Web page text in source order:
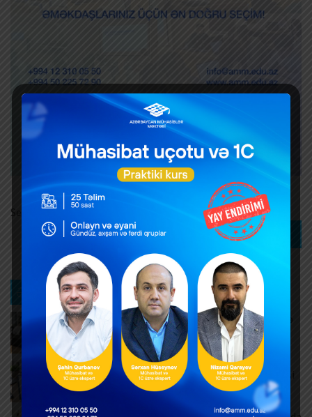
Search
Search
Ən son xəbərlər
Yeni nəsil NKA-lar vasitəsilə qeydə alınan dövriyyə
artıb
AUGUST 10, 2026
Müntəzəm və daimi xidmətlərin rəsmiləşdirilməsi
AUGUST 7, 2026